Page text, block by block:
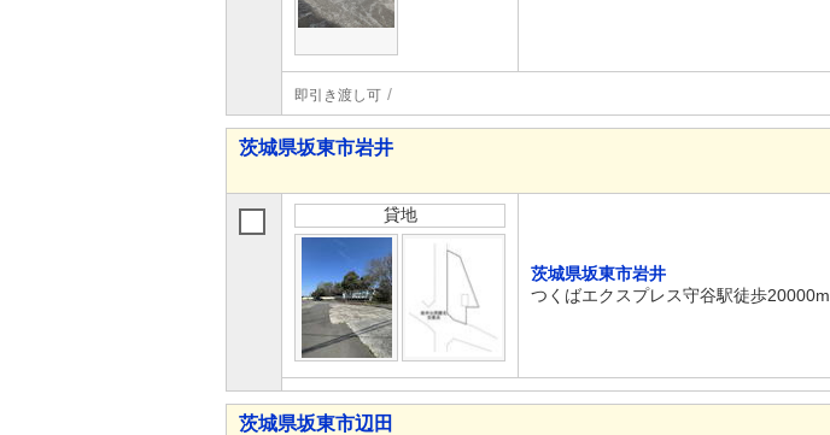
即引き渡し可
茨城県坂東市岩井
貸地
茨城県坂東市岩井
つくばエクスプレス守谷駅徒歩20000m
茨城県坂東市辺田